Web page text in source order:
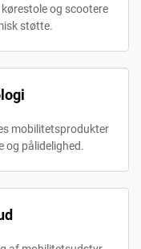
og scootere
støtte.
mobilitetsprodukter
og pålidelighed.